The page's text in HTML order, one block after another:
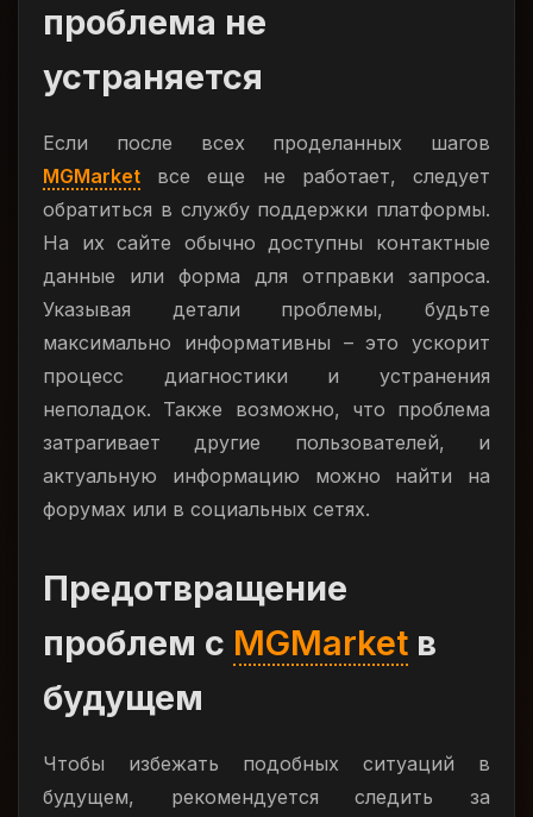
проблема не
устраняется
Если после всех проделанных шагов
MGMarket все еще не работает, следует
обратиться в службу поддержки платформы.
На их сайте обычно доступны контактные
данные или форма для отправки запроса.
Указывая детали проблемы, будьте
максимально информативны – это ускорит
процесс диагностики и устранения
неполадок. Также возможно, что проблема
затрагивает другие пользователей, и
актуальную информацию можно найти на
форумах или в социальных сетях.
Предотвращение
проблем с MGMarket в
будущем
Чтобы избежать подобных ситуаций в
будущем, рекомендуется следить за